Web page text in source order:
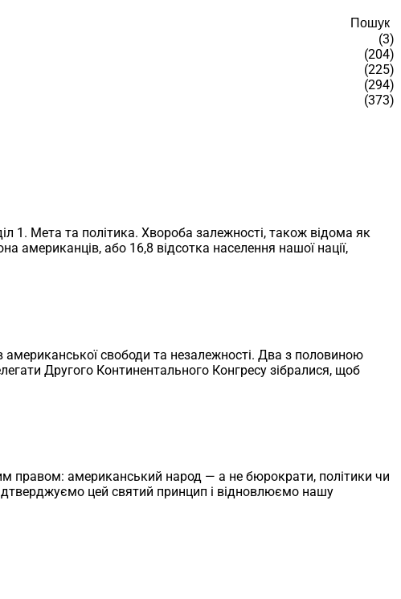
Пошук
(3)
(204)
(225)
(294)
(373)
1. Мета та політика. Хвороба залежності, також відома як
американців, або 16,8 відсотка населення нашої нації,
американської свободи та незалежності. Два з половиною
Другого Континентального Конгресу зібралися, щоб
американський народ — а не бюрократи, політики чи
цей святий принцип і відновлюємо нашу